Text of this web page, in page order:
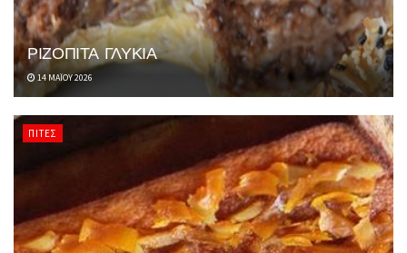
ΡΙΖΟΠΙΤΑ ΓΛΥΚΙΑ
14 ΜΑΪ́ΟΥ 2026
ΠΊΤΕΣ